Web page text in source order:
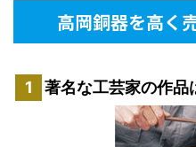
高岡銅器を高く
著名な工芸家の作品